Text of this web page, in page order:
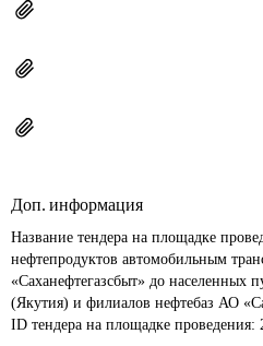
Доп. информация
Название тендера на площадке
нефтепродуктов автомобильным
«Саханефтегазсбыт» до населенных
(Якутия) и филиалов нефтебаз АО
ID тендера на площадке проведения: